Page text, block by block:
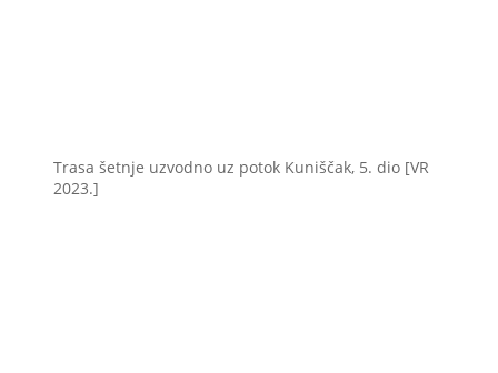
Trasa šetnje uzvodno uz potok Kuniščak, 5. dio [VR
2023.]